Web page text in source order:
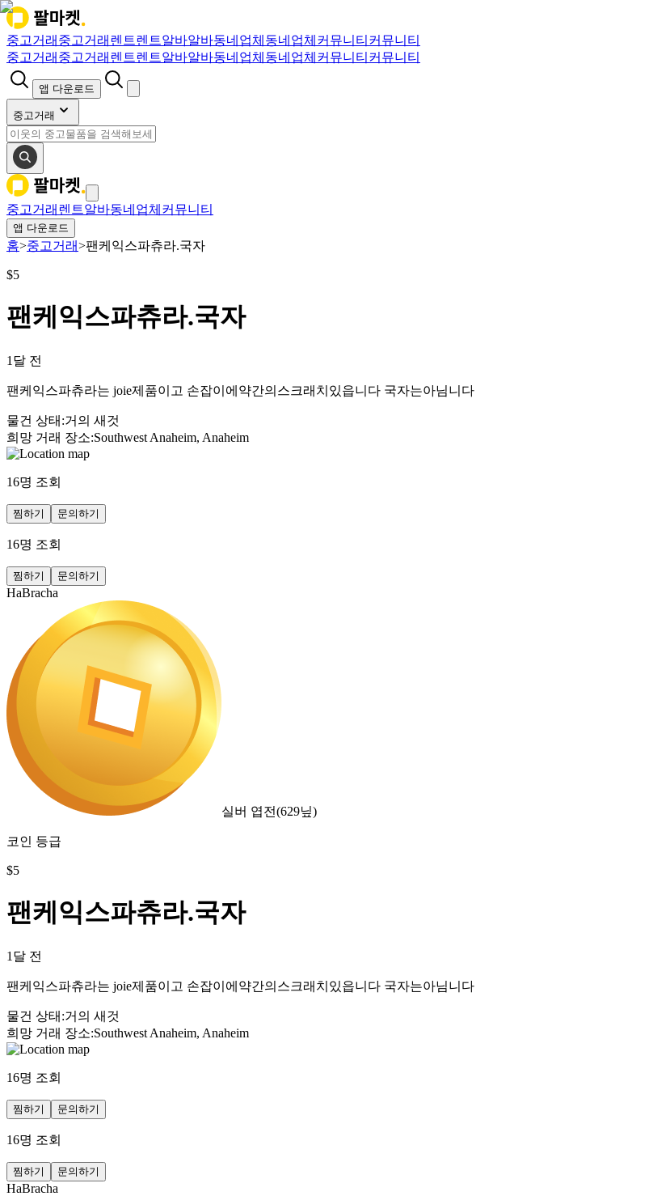
중고거래 중고거래 렌트렌트알바알바동네업체 동네업체 커뮤니티 커뮤니티
중고거래 중고거래 렌트렌트알바알바동네업체 동네업체 커뮤니티 커뮤니티
앱 다운로드
중고거래
중고거래 렌트알바동네업체 커뮤니티
앱 다운로드
홈>중고거래>팬케익스파츄라.국자
$5
팬케익스파츄라.국자
1달 전
팬케익스파츄라는 joie제품이고 손잡이에약간의스크래치있읍니다 국자는아님니다
물건 상태 :거의 새것
희망 거래 장소:Southwest Anaheim, Anaheim
16명 조회
찜하기 문의하기
16명 조회
찜하기 문의하기
HaBracha
실버 엽전(629닢)
코인 등급
$5
팬케익스파츄라.국자
1달 전
팬케익스파츄라는 joie제품이고 손잡이에약간의스크래치있읍니다 국자는아님니다
물건 상태 :거의 새것
희망 거래 장소:Southwest Anaheim, Anaheim
16명 조회
찜하기 문의하기
16명 조회
찜하기 문의하기
HaBracha